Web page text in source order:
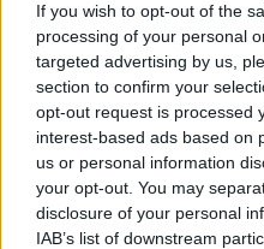
If you wish to opt-out of the
processing of your personal
targeted advertising by us,
section to confirm your
opt-out request is processed
interest-based ads based on
us or personal information
your opt-out. You may
disclosure of your personal
IAB’s list of downstream
Tener una buena
recomienda adoptar
espalda no quede
posturas sentadas
resto del cuerpo (por
que se suele adoptar
uso de taburetes y
respaldo.